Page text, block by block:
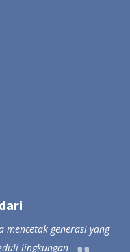
mencetak generasi yang
lingkungan